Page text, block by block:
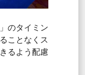
のタイミン
ことなくス
るよう配慮